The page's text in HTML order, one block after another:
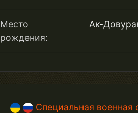
Место
рождения:
Ак-
Специальная